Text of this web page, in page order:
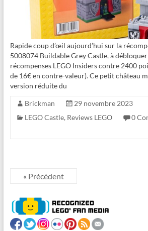
Rapide coup d’œil aujourd’hui sur la
5008074 Buildable Grey Castle, à
récompenses LEGO Insiders contre 2400
de 16€ en contre-valeur). Ce petit château
version réduite du
Brickman
29 novembre 2023
LEGO Castle, Reviews LEGO
0
« Précédent